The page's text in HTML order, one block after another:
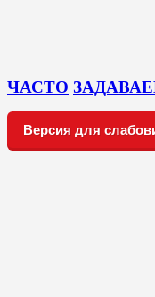
ЧАСТО
Версия для